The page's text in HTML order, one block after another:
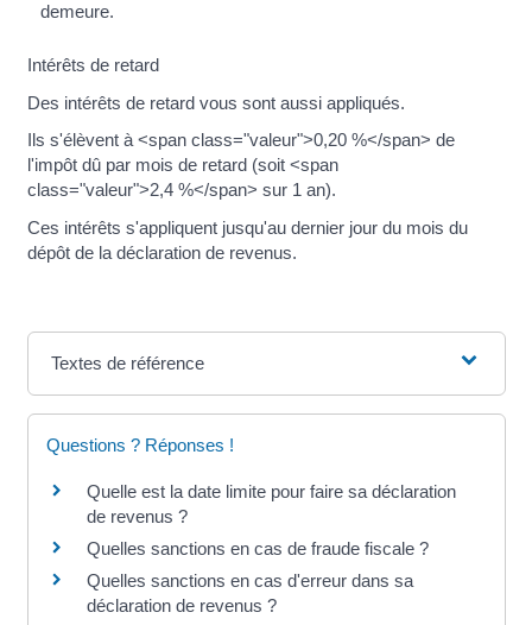
demeure.
Intérêts de retard
Des intérêts de retard vous sont aussi appliqués.
Ils s'élèvent à <span class="valeur">0,20 %</span> de
l'impôt dû par mois de retard (soit <span
class="valeur">2,4 %</span> sur 1 an).
Ces intérêts s'appliquent jusqu'au dernier jour du mois du
dépôt de la déclaration de revenus.
Textes de référence
Questions ? Réponses !
Quelle est la date limite pour faire sa déclaration
de revenus ?
Quelles sanctions en cas de fraude fiscale ?
Quelles sanctions en cas d'erreur dans sa
déclaration de revenus ?